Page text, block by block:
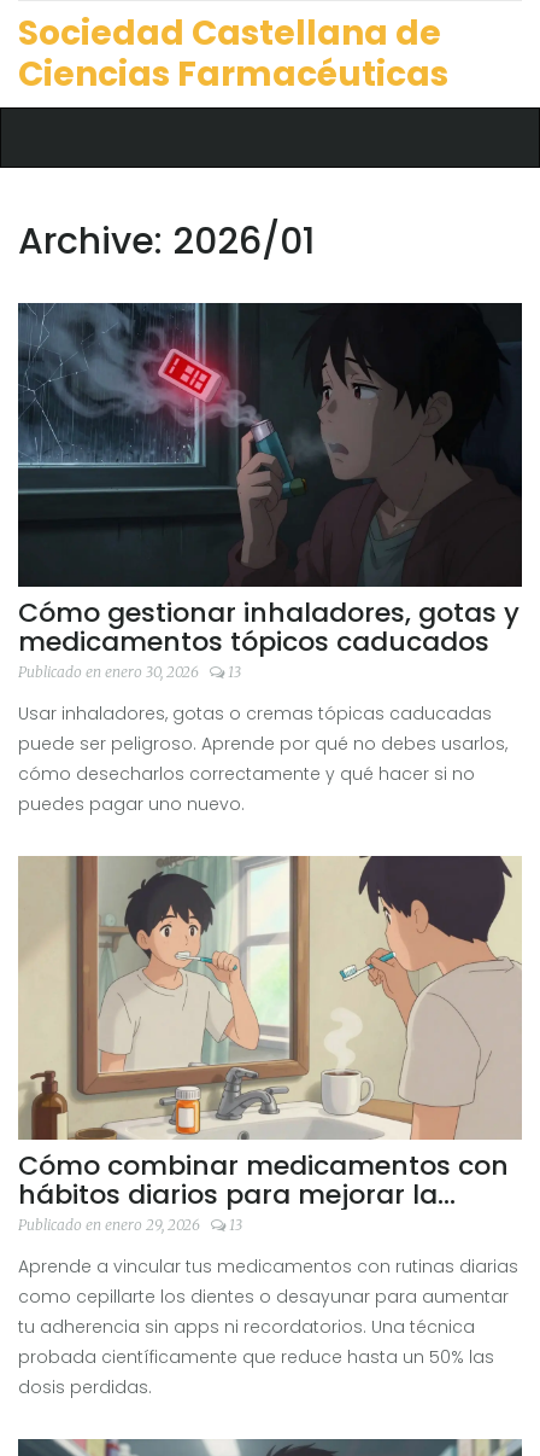
Sociedad Castellana de
Ciencias Farmacéuticas
Archive: 2026/01
Cómo gestionar inhaladores, gotas y
medicamentos tópicos caducados
Publicado en enero 30, 2026 13
Usar inhaladores, gotas o cremas tópicas caducadas
puede ser peligroso. Aprende por qué no debes usarlos,
cómo desecharlos correctamente y qué hacer si no
puedes pagar uno nuevo.
Cómo combinar medicamentos con
hábitos diarios para mejorar la
adherencia
Publicado en enero 29, 2026 13
Aprende a vincular tus medicamentos con rutinas diarias
como cepillarte los dientes o desayunar para aumentar
tu adherencia sin apps ni recordatorios. Una técnica
probada científicamente que reduce hasta un 50% las
dosis perdidas.